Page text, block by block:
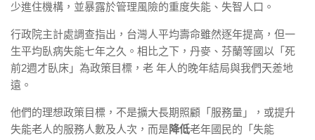
少進住機構，並暴露於管理風險的重度失能、失智人口。
行政院主計處調查指出，台灣人平均壽命雖然逐年提高，但一
生平均臥病失能七年之久。相比之下，丹麥、芬蘭等國以「死
前2週才臥床」為政策目標，老 年人的晚年結局與我們天差地
遠。
他們的理想政策目標，不是擴大長期照顧「服務量」，或提升
失能老人的服務人數及人次，而是降低老年國民的「失能